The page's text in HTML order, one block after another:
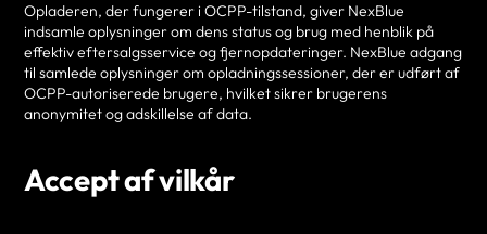
Opladeren, der fungerer i OCPP-tilstand, giver NexBlue
indsamle oplysninger om dens status og brug med henblik på
effektiv eftersalgsservice og fjernopdateringer. NexBlue adgang
til samlede oplysninger om opladningssessioner, der er udført af
OCPP-autoriserede brugere, hvilket sikrer brugerens
anonymitet og adskillelse af data.
Accept af vilkår